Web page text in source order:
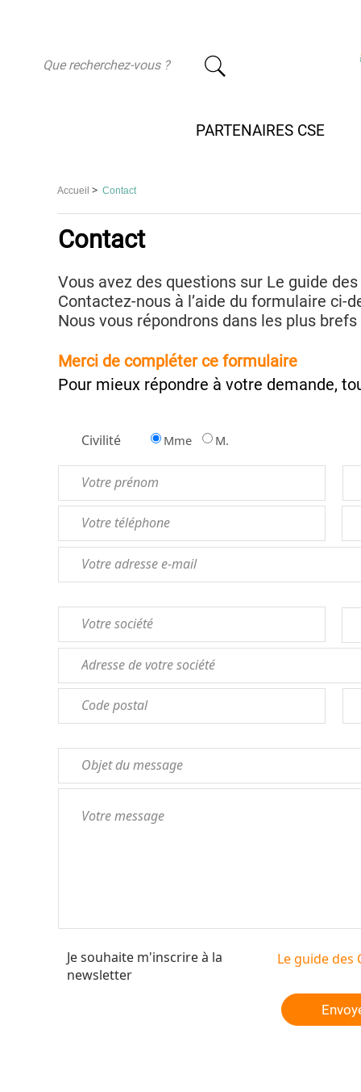
PARTENAIRES CSE
Accueil > Contact
Vous avez des questions sur Le guide des
Contactez-nous à l’aide du formulaire ci-
Nous vous répondrons dans les plus
Merci de compléter ce formulaire
Pour mieux répondre à votre demande,
Civilité Mme M.
Le guide des
Je souhaite m'inscrire à la
newsletter
Contact